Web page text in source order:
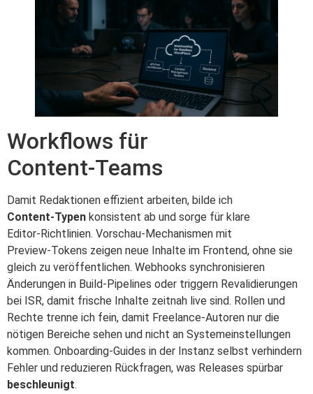
Workflows für
Content‑Teams
Damit Redaktionen effizient arbeiten, bilde ich
Content‑Typen konsistent ab und sorge für klare
Editor‑Richtlinien. Vorschau‑Mechanismen mit
Preview‑Tokens zeigen neue Inhalte im Frontend, ohne sie
gleich zu veröffentlichen. Webhooks synchronisieren
Änderungen in Build‑Pipelines oder triggern Revalidierungen
bei ISR, damit frische Inhalte zeitnah live sind. Rollen und
Rechte trenne ich fein, damit Freelance‑Autoren nur die
nötigen Bereiche sehen und nicht an Systemeinstellungen
kommen. Onboarding‑Guides in der Instanz selbst verhindern
Fehler und reduzieren Rückfragen, was Releases spürbar
beschleunigt.